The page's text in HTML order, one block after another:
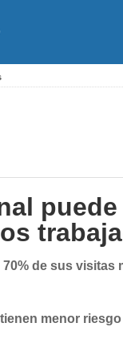
de sus
menor